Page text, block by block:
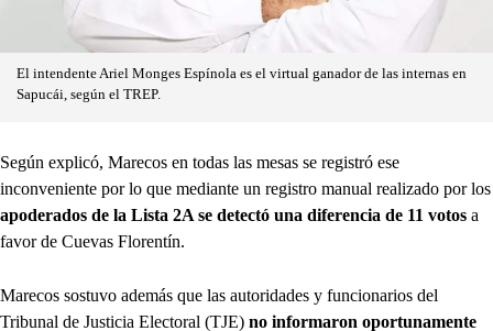
El intendente Ariel Monges Espínola es el virtual ganador de las internas en
Sapucái, según el TREP.
Según explicó, Marecos en todas las mesas se registró ese
inconveniente por lo que mediante un registro manual realizado por los
apoderados de la Lista 2A se detectó una diferencia de 11 votos a
favor de Cuevas Florentín.
Marecos sostuvo además que las autoridades y funcionarios del
Tribunal de Justicia Electoral (TJE) no informaron oportunamente